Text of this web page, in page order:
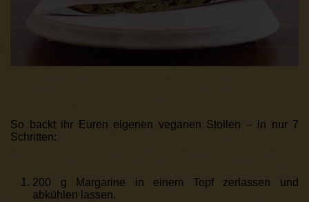
So backt ihr Euren eigenen veganen Stollen – in nur 7
Schritten:
200 g Margarine in einem Topf zerlassen und
abkühlen lassen.